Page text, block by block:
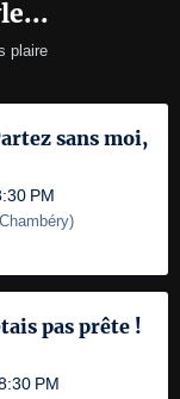
plaire
sans moi,
PM
Chambéry)
pas prête !
PM